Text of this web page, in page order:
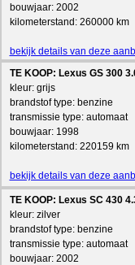
bouwjaar: 2002
kilometerstand: 260000 km
bekijk details van deze
TE KOOP: Lexus GS 300
kleur: grijs
brandstof type: benzine
transmissie type: automaat
bouwjaar: 1998
kilometerstand: 220159 km
bekijk details van deze
TE KOOP: Lexus SC 430
kleur: zilver
brandstof type: benzine
transmissie type: automaat
bouwjaar: 2002